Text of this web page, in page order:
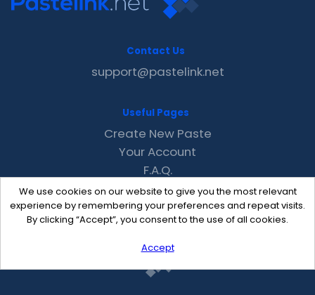
We use cookies on our website to give you the most relevant
experience by remembering your preferences and repeat visits.
By clicking “Accept”, you consent to the use of all cookies.
Accept
Contact Us
support@pastelink.net
Useful Pages
Create New Paste
Your Account
F.A.Q.
Recent
Contact